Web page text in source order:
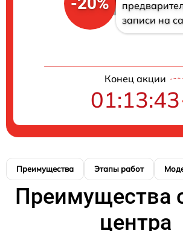
записи на
Конец акции
01:13:42
Преимущества Этапы работ
Преимущества
центра